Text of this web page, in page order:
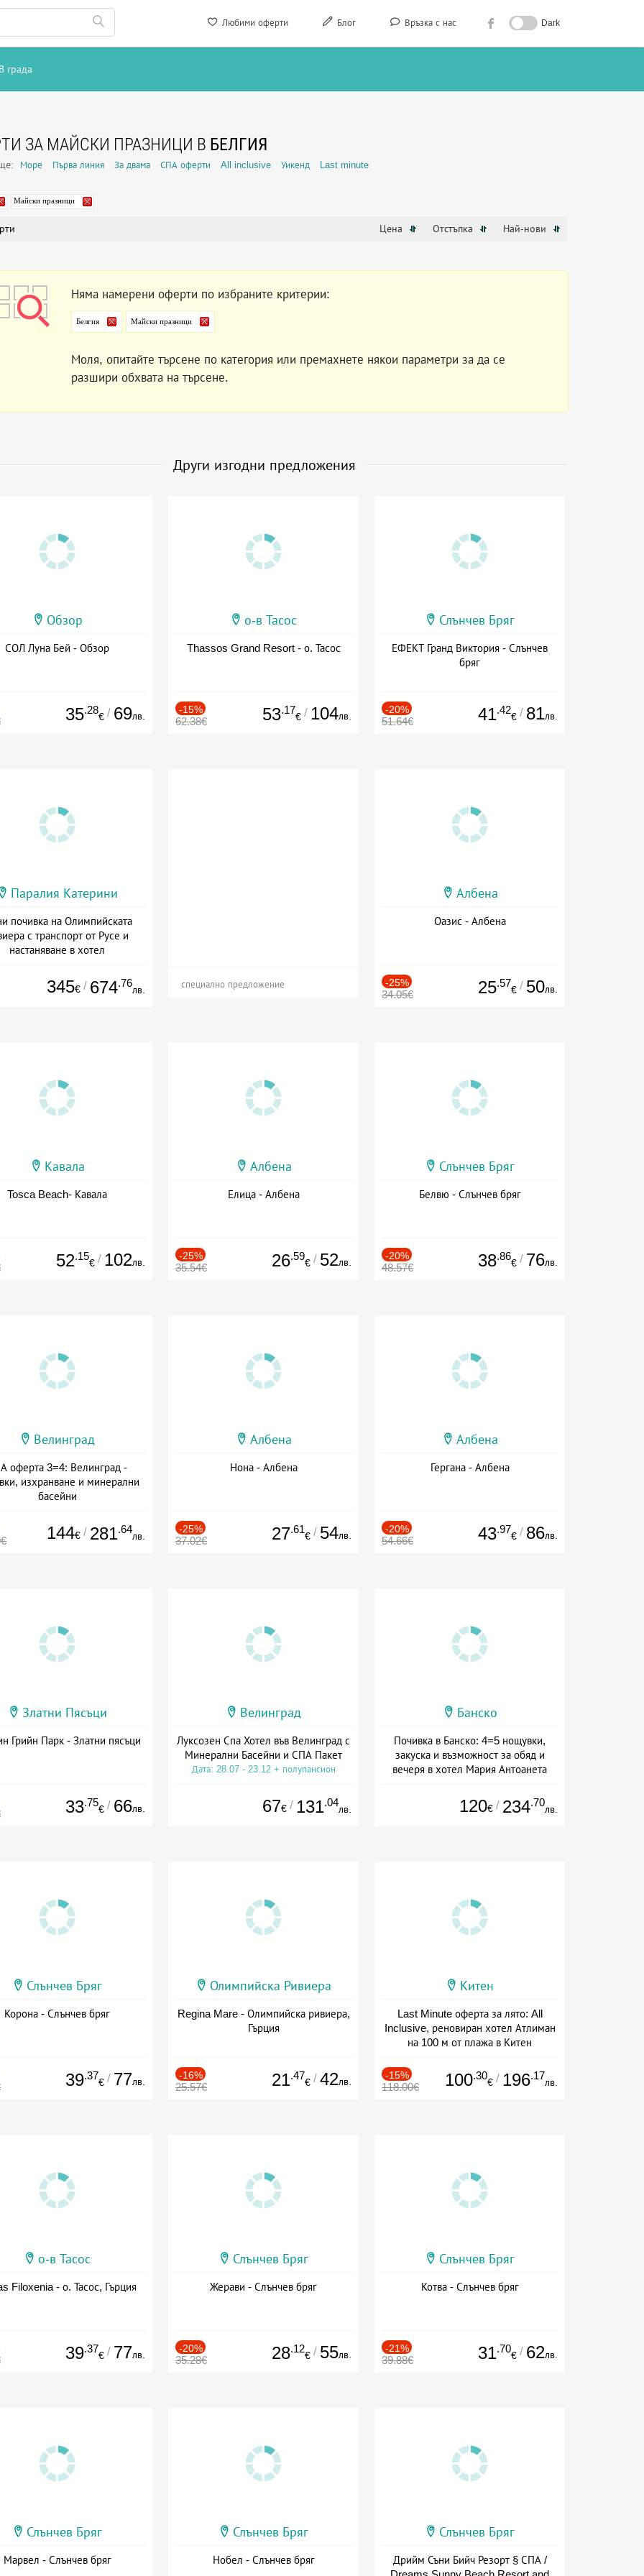
Любими оферти Блог Връзка с нас Dark
В града
ЗА МАЙСКИ ПРАЗНИЦИ В БЕЛГИЯ
Море Първа линия За двама СПА оферти All inclusive Уикенд Last minute
Майски празници
Цена Отстъпка Най-нови
Няма намерени оферти по избраните критерии:
Белгия Майски празници
Моля, опитайте търсене по категория или премахнете някои параметри за да се
разшири обхвата на търсене.
Други изгодни предложения
Обзор
СОЛ Луна Бей - Обзор
35.28
€ / 69лв.
о-в Тасос
Thassos Grand Resort - о. Тасос
-15%
62.38€ 53.17
€ / 104лв.
Слънчев Бряг
ЕФЕКТ Гранд Виктория - Слънчев
бряг
-20%
51.64€ 41.42
€ / 81лв.
Паралия Катерини
почивка на Олимпийската
с транспорт от Русе и
настаняване в хотел
345€ / 674.76
лв. специално предложение
Албена
Оазис - Албена
-25%
34.05€ 25.57
€ / 50лв.
Кавала
Tosca Beach- Кавала
52.15
€ / 102лв.
Албена
Елица - Албена
-25%
35.54€ 26.59
€ / 52лв.
Слънчев Бряг
Белвю - Слънчев бряг
-20%
48.57€ 38.86
€ / 76лв.
Велинград
оферта 3=4: Велинград -
изхранване и минерални
басейни
144€ / 281.64
лв.
Албена
Нона - Албена
-25%
37.02€ 27.61
€ / 54лв.
Албена
Гергана - Албена
-20%
54.66€ 43.97
€ / 86лв.
Златни Пясъци
Грийн Парк - Златни пясъци
33.75
€ / 66лв.
Велинград
Луксозен Спа Хотел във Велинград с
Минерални Басейни и СПА Пакет
Дата: 28.07 - 23.12 + полупансион
67€ / 131.04
лв.
Банско
Почивка в Банско: 4=5 нощувки,
закуска и възможност за обяд и
вечеря в хотел Мария Антоанета
120€ / 234.70
лв.
Слънчев Бряг
Корона - Слънчев бряг
39.37
€ / 77лв.
Олимпийска Ривиера
Regina Mare - Олимпийска ривиера,
Гърция
-16%
25.57€ 21.47
€ / 42лв.
Китен
Last Minute оферта за лято: All
Inclusive, реновиран хотел Атлиман
на 100 м от плажа в Китен
-15%
118.00€ 100.30
€ / 196.17
лв.
о-в Тасос
Filoxenia - о. Тасос, Гърция
39.37
€ / 77лв.
Слънчев Бряг
Жерави - Слънчев бряг
-20%
35.28€ 28.12
€ / 55лв.
Слънчев Бряг
Котва - Слънчев бряг
-21%
39.88€ 31.70
€ / 62лв.
Слънчев Бряг
Марвел - Слънчев бряг
Слънчев Бряг
Нобел - Слънчев бряг
Слънчев Бряг
Дрийм Съни Бийч Резорт § СПА /